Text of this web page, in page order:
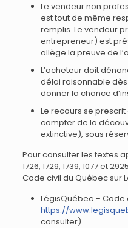
Le vendeur non
est tout de même
remplis. Le vendeur
entrepreneur) est
allège la preuve de
L’acheteur doit
délai raisonnable
donner la chance
Le recours se
compter de la
extinctive), sous
Pour consulter les textes
1726, 1729, 1739, 1077 et
Code civil du Québec sur
LégisQuébec – Code
https://
consulter)